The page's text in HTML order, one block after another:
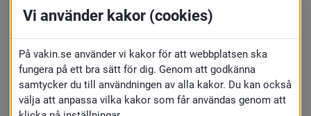
Vårt uppdrag är att leverera dricksvatten
för normal hushållsanvändning. Det
innebär att vi är mycket restriktiva med
att ansluta sprinkler till den allmänna
Vi använder kakor (cookies)
På vakin.se använder vi kakor för att webbplatsen ska
fungera på ett bra sätt för dig. Genom att godkänna
samtycker du till användningen av alla kakor. Du kan också
välja att anpassa vilka kakor som får användas genom att